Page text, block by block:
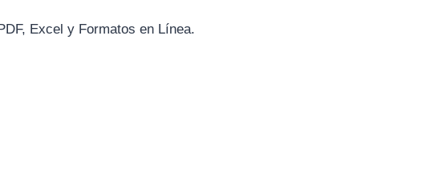
Excel y Formatos en Línea.